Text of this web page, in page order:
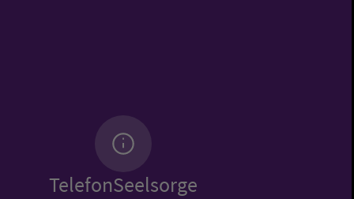
TelefonSeelsorge